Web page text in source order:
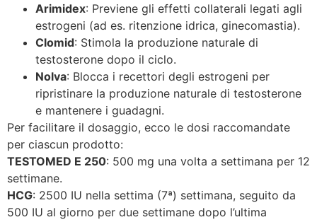
Arimidex: Previene gli effetti collaterali legati agli
estrogeni (ad es. ritenzione idrica, ginecomastia).
Clomid: Stimola la produzione naturale di
testosterone dopo il ciclo.
Nolva: Blocca i recettori degli estrogeni per
ripristinare la produzione naturale di testosterone
e mantenere i guadagni.
Per facilitare il dosaggio, ecco le dosi raccomandate
per ciascun prodotto:
TESTOMED E 250: 500 mg una volta a settimana per 12
settimane.
HCG: 2500 IU nella settima (7ª) settimana, seguito da
500 IU al giorno per due settimane dopo l’ultima